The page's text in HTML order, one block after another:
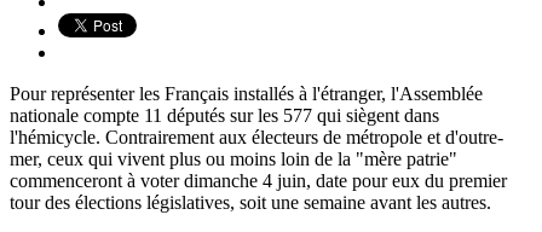
Pour représenter les Français installés à l'étranger, l'Assemblée
nationale compte 11 députés sur les 577 qui siègent dans
l'hémicycle. Contrairement aux électeurs de métropole et d'outre-
mer, ceux qui vivent plus ou moins loin de la "mère patrie"
commenceront à voter dimanche 4 juin, date pour eux du premier
tour des élections législatives, soit une semaine avant les autres.